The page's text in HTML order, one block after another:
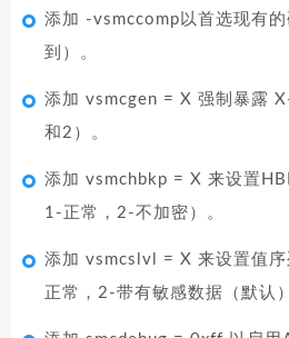
添加 -vsmccomp以首选现有
到）。
添加 vsmcgen = X 强制暴露
和2）。
添加 vsmchbkp = X 来设置
1-正常，2-不加密）。
添加 vsmcslvl = X 来设置值
正常，2-带有敏感数据（默认